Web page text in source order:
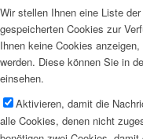
Wir stellen Ihnen eine Liste
gespeicherten Cookies zur
Ihnen keine Cookies
werden. Diese können Sie in
einsehen.
Aktivieren, damit die
alle Cookies, denen nicht